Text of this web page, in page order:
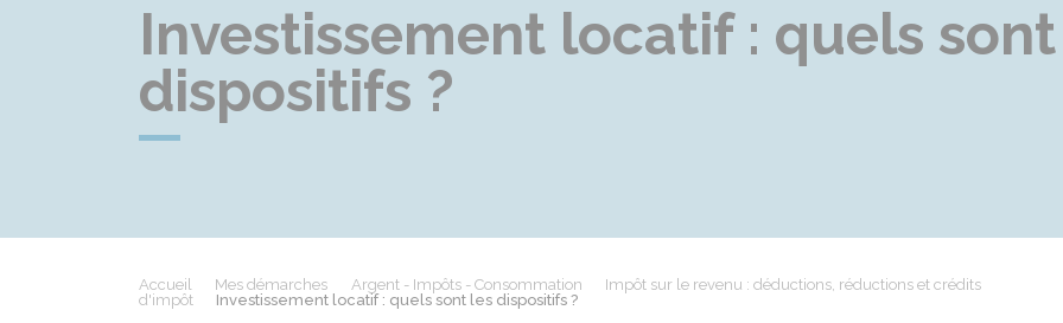
Investissement locatif : quels
dispositifs ?
Accueil Mes démarches Argent - Impôts - Consommation
Impôt sur le revenu : déductions, réductions et crédits
d'impôt
Investissement locatif : quels sont les dispositifs ?